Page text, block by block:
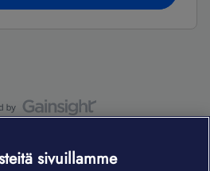
sivuillamme